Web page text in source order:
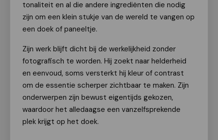
tonaliteit en al die andere ingrediënten die nodig
zijn om een klein stukje van de wereld te vangen op
een doek of paneeltje.
Zijn werk blijft dicht bij de werkelijkheid zonder
fotografisch te worden. Hij zoekt naar helderheid
en eenvoud, soms versterkt hij kleur of contrast
om de essentie scherper zichtbaar te maken. Zijn
onderwerpen zijn bewust eigentijds gekozen,
waardoor het alledaagse een vanzelfsprekende
plek krijgt op het doek.